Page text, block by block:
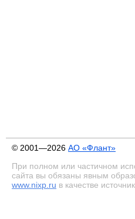
© 2001—2026 АО «Флант»
При полном или частичном
сайта вы обязаны явным
www.nixp.ru в качестве